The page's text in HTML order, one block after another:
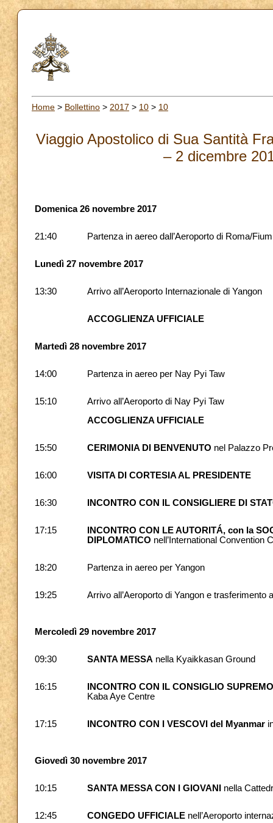
Home > Bollettino > 2017 > 10 > 10
Viaggio Apostolico di Sua Santità
– 2 dicembre
Domenica 26 novembre 2017
21:40 Partenza in aereo dall’Aeroporto di Roma/
Lunedì 27 novembre 2017
13:30 Arrivo all’Aeroporto Internazionale di Yangon
ACCOGLIENZA UFFICIALE
Martedì 28 novembre 2017
14:00 Partenza in aereo per Nay Pyi Taw
15:10
Arrivo all’Aeroporto di Nay Pyi Taw
ACCOGLIENZA UFFICIALE
15:50 CERIMONIA DI BENVENUTO nel Palazzo
16:00 VISITA DI CORTESIA AL PRESIDENTE
16:30 INCONTRO CON IL CONSIGLIERE DI
17:15
INCONTRO CON LE AUTORITÁ, con la
DIPLOMATICO nell’International Convention
18:20 Partenza in aereo per Yangon
19:25 Arrivo all’Aeroporto di Yangon e trasferimento
Mercoledì 29 novembre 2017
09:30 SANTA MESSA nella Kyaikkasan Ground
16:15
INCONTRO CON IL CONSIGLIO
Kaba Aye Centre
17:15 INCONTRO CON I VESCOVI del Myanmar
Giovedì 30 novembre 2017
10:15 SANTA MESSA CON I GIOVANI nella
12:45 CONGEDO UFFICIALE nell’Aeroporto